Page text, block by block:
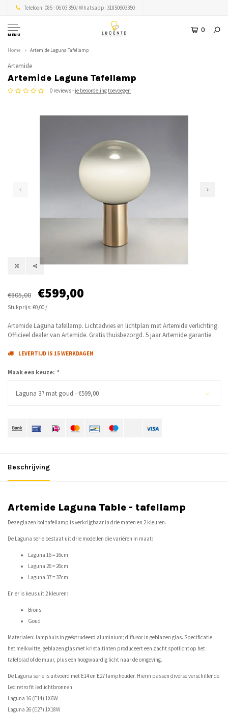
Telefoon: 085 - 06 03 350/ Whatsapp: 31850603350
MENU
0
Home Artemide Laguna Tafellamp
Artemide
Artemide Laguna Tafellamp
0 reviews - je beoordeling toevoegen
€805,00 €599,00
Stukprijs: €0,00 /
Artemide Laguna tafellamp. Lichtadvies en lichtplan met Artemide verlichting.
Officieel dealer van Artemide. Gratis thuisbezorgd. 5 jaar Artemide garantie.
LEVERTIJD IS 15 WERKDAGEN
Maak een keuze: *
Laguna 37 mat goud - €599,00
Beschrijving
Artemide Laguna Table - tafellamp
Deze glazen bol tafellamp is verkrijgbaar in drie maten en 2 kleuren.
De Laguna serie bestaat uit drie modellen die variëren in maat:
Laguna 16 = 16cm
Laguna 26 = 26cm
Laguna 37 = 37cm
En er is keus uit 2 kleuren:
Brons
Goud
Materialen: lamphuis in geëxtrudeerd aluminium; diffusor in geblazen glas. Specificatie:
het melkwitte, geblazen glas met kristaltinten produceert een zacht spotlicht op het
tafelblad of de muur, plus een hoogwaardig licht naar de omgeving.
De Laguna serie is uitvoerd met E14 en E27 lamphouder. Hierin passen diverse verschillende
Led retro fit ledlichtbronnen:
Laguna 16 (E14) 1X6W
Laguna 26 (E27) 1X18W